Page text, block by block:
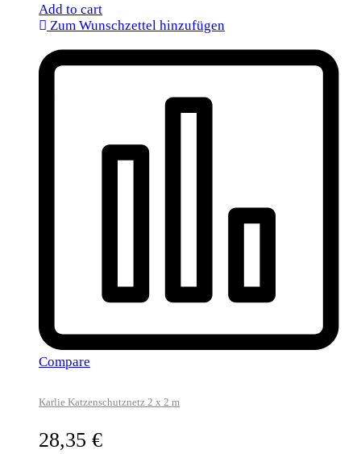
Add to cart
Zum Wunschzettel hinzufügen
Compare
Karlie Katzenschutznetz 2 x 2 m
28,35 €